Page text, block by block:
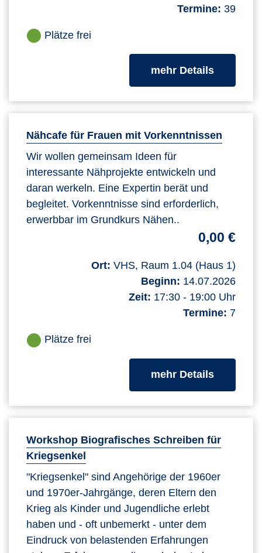
Termine: 39
Plätze frei
mehr Detailszum
Nähcafe für Frauen mit Vorkenntnissen
Wir wollen gemeinsam Ideen für
interessante Nähprojekte entwickeln und
daran werkeln. Eine Expertin berät und
begleitet. Vorkenntnisse sind erforderlich,
erwerbbar im Grundkurs Nähen..
0,00 €
Ort: VHS, Raum 1.04 (Haus 1)
Beginn: 14.07.2026
Zeit: 17:30 - 19:00 Uhr
Termine: 7
Plätze frei
mehr Detailszum
Workshop Biografisches Schreiben für
Kriegsenkel
"Kriegsenkel" sind Angehörige der 1960er
und 1970er-Jahrgänge, deren Eltern den
Krieg als Kinder und Jugendliche erlebt
haben und - oft unbemerkt - unter dem
Eindruck von belastenden Erfahrungen